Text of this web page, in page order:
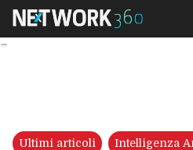
Ultimi articoli Intelligenza